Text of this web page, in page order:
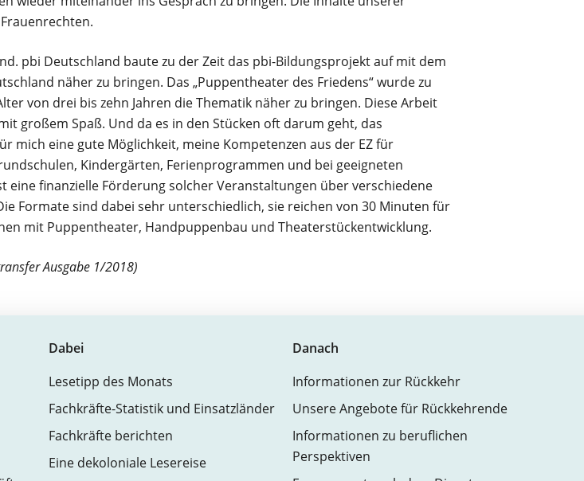
pbi Deutschland baute zu der Zeit das pbi-Bildungsprojekt auf mit dem
näher zu bringen. Das „Puppentheater des Friedens“ wurde zu
von drei bis zehn Jahren die Thematik näher zu bringen. Diese Arbeit
großem Spaß. Und da es in den Stücken oft darum geht, das
mich eine gute Möglichkeit, meine Kompetenzen aus der EZ für
Kindergärten, Ferienprogrammen und bei geeigneten
eine finanzielle Förderung solcher Veranstaltungen über verschiedene
Formate sind dabei sehr unterschiedlich, sie reichen von 30 Minuten für
mit Puppentheater, Handpuppenbau und Theaterstückentwicklung.
Ausgabe 1/2018)
Dabei
Lesetipp des Monats
Fachkräfte-Statistik und Einsatzländer
Fachkräfte berichten
Eine dekoloniale Lesereise
Danach
Informationen zur Rückkehr
Unsere Angebote für Rückkehrende
Informationen zu beruflichen
Perspektiven